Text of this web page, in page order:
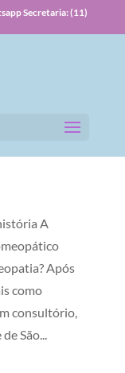
Secretaria: (11)
A
Após
como
consultório,
São...